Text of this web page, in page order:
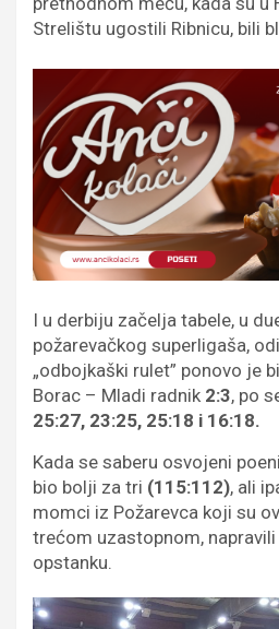
Strelištu ugostili Ribnicu, bili
I u derbiju začelja tabele, u
požarevačkog superligaša,
„odbojkaški rulet” ponovo je
Borac – Mladi radnik 2:3, po
25:27, 23:25, 25:18 i 16:18.
Kada se saberu osvojeni
bio bolji za tri (115:112), ali
momci iz Požarevca koji su
trećom uzastopnom,
opstanku.